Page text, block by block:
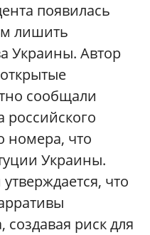
появилась
лишить
Украины. Автор
сообщали
российского
номера, что
Украины.
что
создавая риск для